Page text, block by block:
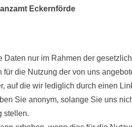
Eckernförde
Daten nur im Rahmen der
die Nutzung der von uns
auf die wir lediglich durch einen
Sie anonym, solange Sie uns
stellen.